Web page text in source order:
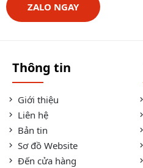
ZALO NGAY
Thông tin
Giới thiệu
Liên hệ
Bản tin
Sơ đồ Website
Đến cửa hàng